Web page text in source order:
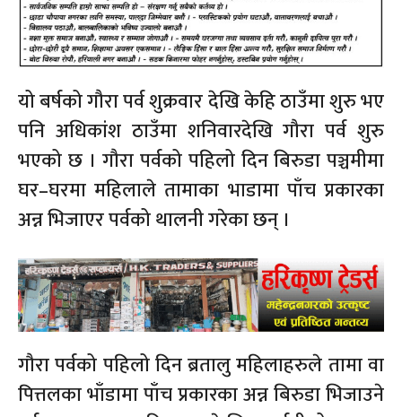
यो बर्षको गौरा पर्व शुक्रवार देखि केहि ठाउँमा शुरु भए
पनि अधिकांश ठाउँमा शनिवारदेखि गौरा पर्व शुरु
भएको छ । गौरा पर्वको पहिलो दिन बिरुडा पञ्चमीमा
घर–घरमा महिलाले तामाका भाडामा पाँच प्रकारका
अन्न भिजाएर पर्वको थालनी गरेका छन् ।
गौरा पर्वको पहिलो दिन ब्रतालु महिलाहरुले तामा वा
पित्तलका भाँडामा पाँच प्रकारका अन्न बिरुडा भिजाउने